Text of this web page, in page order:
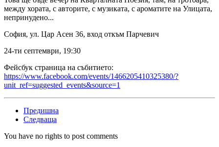
между хората, с авторите, с музиката, с ароматите на Улицата,
непринудено...
София, ул. Цар Асен 36, вход откъм Парчевич
24-ти септември, 19:30
Фейсбук страница на събитието:
https://www.facebook.com/events/1466205410325380/?
unit_ref=suggested_events&source=1
Предишна
Следваща
You have no rights to post comments